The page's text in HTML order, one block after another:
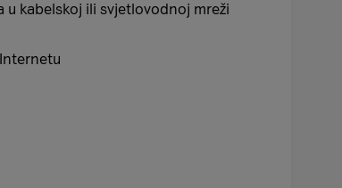
kabelskoj ili svjetlovodnoj mreži